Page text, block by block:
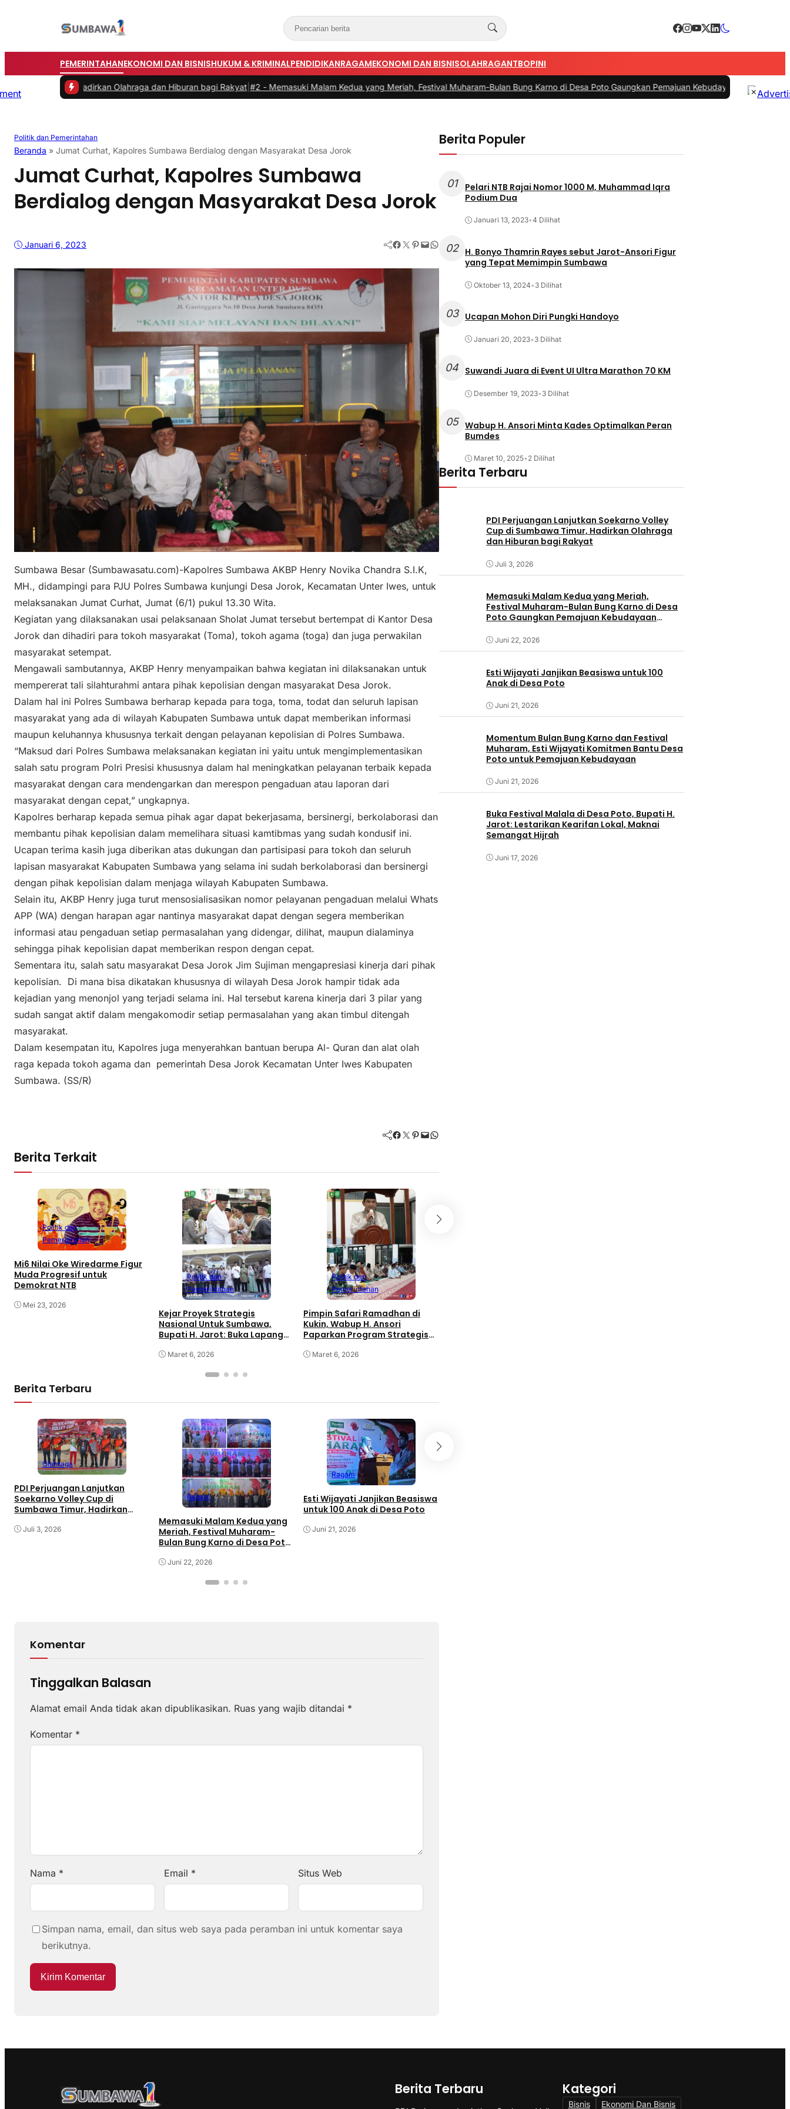
PEMERINTAHANEKONOMI DAN BISNISHUKUM & KRIMINALPENDIDIKANRAGAMEKONOMI DAN BISNISOLAHRAGANTBOPINI
Hadirkan Olahraga dan Hiburan bagi Rakyat|#2 -Memasuki Malam Kedua yang Meriah, Festival Muharam-Bulan Bung Karno di Desa Poto Gaungkan Pemajuan Kebudayaan Sumbawa #3 -Esti
Politik dan Pemerintahan
Beranda » Jumat Curhat, Kapolres Sumbawa Berdialog dengan Masyarakat Desa Jorok
Jumat Curhat, Kapolres Sumbawa
Berdialog dengan Masyarakat Desa Jorok
Januari 6, 2023 Facebook Twitter Pinterest Mail WhatsApp
Sumbawa Besar (Sumbawasatu.com)-Kapolres Sumbawa AKBP Henry Novika Chandra S.I.K,
MH., didampingi para PJU Polres Sumbawa kunjungi Desa Jorok, Kecamatan Unter Iwes, untuk
melaksanakan Jumat Curhat, Jumat (6/1) pukul 13.30 Wita.
Kegiatan yang dilaksanakan usai pelaksanaan Sholat Jumat tersebut bertempat di Kantor Desa
Jorok dan dihadiri para tokoh masyarakat (Toma), tokoh agama (toga) dan juga perwakilan
masyarakat setempat.
Mengawali sambutannya, AKBP Henry menyampaikan bahwa kegiatan ini dilaksanakan untuk
mempererat tali silahturahmi antara pihak kepolisian dengan masyarakat Desa Jorok.
Dalam hal ini Polres Sumbawa berharap kepada para toga, toma, todat dan seluruh lapisan
masyarakat yang ada di wilayah Kabupaten Sumbawa untuk dapat memberikan informasi
maupun keluhannya khususnya terkait dengan pelayanan kepolisian di Polres Sumbawa.
“Maksud dari Polres Sumbawa melaksanakan kegiatan ini yaitu untuk mengimplementasikan
salah satu program Polri Presisi khususnya dalam hal meningkatkan pelayanan terbaik kepada
masyarakat dengan cara mendengarkan dan merespon pengaduan atau laporan dari
masyarakat dengan cepat,” ungkapnya.
Kapolres berharap kepada semua pihak agar dapat bekerjasama, bersinergi, berkolaborasi dan
membantu pihak kepolisian dalam memelihara situasi kamtibmas yang sudah kondusif ini.
Ucapan terima kasih juga diberikan atas dukungan dan partisipasi para tokoh dan seluruh
lapisan masyarakat Kabupaten Sumbawa yang selama ini sudah berkolaborasi dan bersinergi
dengan pihak kepolisian dalam menjaga wilayah Kabupaten Sumbawa.
Selain itu, AKBP Henry juga turut mensosialisasikan nomor pelayanan pengaduan melalui Whats
APP (WA) dengan harapan agar nantinya masyarakat dapat dengan segera memberikan
informasi atau pengaduan setiap permasalahan yang didengar, dilihat, maupun dialaminya
sehingga pihak kepolisian dapat memberikan respon dengan cepat.
Sementara itu, salah satu masyarakat Desa Jorok Jim Sujiman mengapresiasi kinerja dari pihak
kepolisian. Di mana bisa dikatakan khususnya di wilayah Desa Jorok hampir tidak ada
kejadian yang menonjol yang terjadi selama ini. Hal tersebut karena kinerja dari 3 pilar yang
sudah sangat aktif dalam mengakomodir setiap permasalahan yang akan timbul ditengah
masyarakat.
Dalam kesempatan itu, Kapolres juga menyerahkan bantuan berupa Al- Quran dan alat olah
raga kepada tokoh agama dan pemerintah Desa Jorok Kecamatan Unter Iwes Kabupaten
Sumbawa. (SS/R)
Facebook Twitter Pinterest Mail WhatsApp
Berita Terkait
Politik dan
Pemerintahan
Mi6 Nilai Oke Wiredarme Figur
Muda Progresif untuk
Demokrat NTB
Mei 23, 2026
Politik dan
Pemerintahan
Kejar Proyek Strategis
Nasional Untuk Sumbawa,
Bupati H. Jarot: Buka Lapangan
Perekonomian
Maret 6, 2026
Politik dan
Pemerintahan
Pimpin Safari Ramadhan di
Kukin, Wabup H. Ansori
Paparkan Program Strategis
Maret 6, 2026
Berita Terbaru
Olahraga
PDI Perjuangan Lanjutkan
Soekarno Volley Cup di
Sumbawa Timur, Hadirkan
Rakyat
Juli 3, 2026
Ragam
Memasuki Malam Kedua yang
Meriah, Festival Muharam-
Bulan Bung Karno di Desa Poto
Kebudayaan Sumbawa
Juni 22, 2026
Ragam
Esti Wijayati Janjikan Beasiswa
untuk 100 Anak di Desa Poto
Juni 21, 2026
Komentar
Tinggalkan Balasan
Alamat email Anda tidak akan dipublikasikan. Ruas yang wajib ditandai *
Komentar *
Nama * Email * Situs Web
Simpan nama, email, dan situs web saya pada peramban ini untuk komentar saya
berikutnya.
Berita Populer
01
Pelari NTB Rajai Nomor 1000 M, Muhammad Iqra
Podium Dua
Januari 13, 2023•4 Dilihat
02
H. Bonyo Thamrin Rayes sebut Jarot-Ansori Figur
yang Tepat Memimpin Sumbawa
Oktober 13, 2024• 3 Dilihat
03 Ucapan Mohon Diri Pungki Handoyo
Januari 20, 2023• 3 Dilihat
04 Suwandi Juara di Event UI Ultra Marathon 70 KM
Desember 19, 2023• 3 Dilihat
05 Wabup H. Ansori Minta Kades Optimalkan Peran
Bumdes
Maret 10, 2025• 2 Dilihat
Berita Terbaru
PDI Perjuangan Lanjutkan Soekarno Volley
Cup di Sumbawa Timur, Hadirkan Olahraga
dan Hiburan bagi Rakyat
Juli 3, 2026
Memasuki Malam Kedua yang Meriah,
Festival Muharam-Bulan Bung Karno di Desa
Poto Gaungkan Pemajuan Kebudayaan
Juni 22, 2026
Esti Wijayati Janjikan Beasiswa untuk 100
Anak di Desa Poto
Juni 21, 2026
Momentum Bulan Bung Karno dan Festival
Muharam, Esti Wijayati Komitmen Bantu Desa
Poto untuk Pemajuan Kebudayaan
Juni 21, 2026
Buka Festival Malala di Desa Poto, Bupati H.
Jarot: Lestarikan Kearifan Lokal, Maknai
Semangat Hijrah
Juni 17, 2026
Berita Terbaru Kategori
Bisnis Ekonomi Dan Bisnis
×